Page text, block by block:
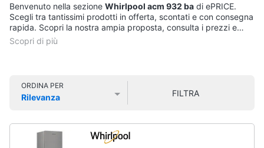
Tv
e
Home
Cinema
home
Benvenuto nella sezione Whirlpool acm 932 ba di ePRICE.
Scegli tra tantissimi prodotti in offerta, scontati e con consegna
rapida. Scopri la nostra ampia proposta, consulta i prezzi e
acquista comodamente online.
ORDINA PER
Rilevanza
FILTRA